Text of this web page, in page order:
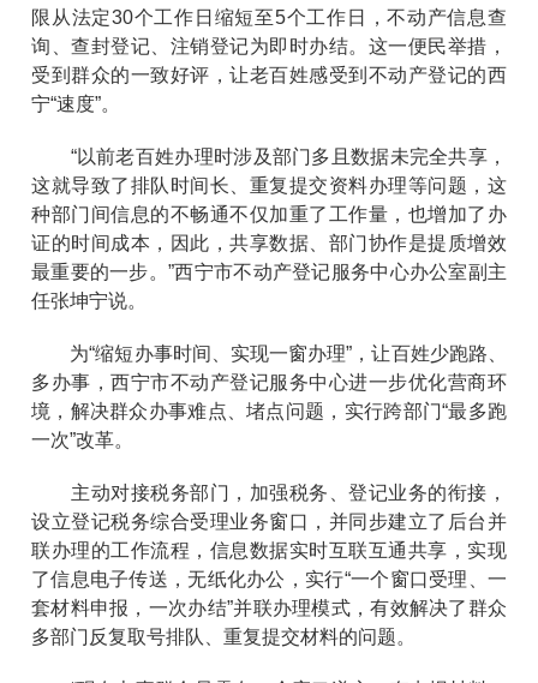
限从法定30个工作日缩短至5个工作日，不动产信息查
询、查封登记、注销登记为即时办结。这一便民举措，
受到群众的一致好评，让老百姓感受到不动产登记的西
宁“速度”。
“以前老百姓办理时涉及部门多且数据未完全共享，
这就导致了排队时间长、重复提交资料办理等问题，这
种部门间信息的不畅通不仅加重了工作量，也增加了办
证的时间成本，因此，共享数据、部门协作是提质增效
最重要的一步。”西宁市不动产登记服务中心办公室副主
任张坤宁说。
为“缩短办事时间、实现一窗办理”，让百姓少跑路、
多办事，西宁市不动产登记服务中心进一步优化营商环
境，解决群众办事难点、堵点问题，实行跨部门“最多跑
一次”改革。
主动对接税务部门，加强税务、登记业务的衔接，
设立登记税务综合受理业务窗口，并同步建立了后台并
联办理的工作流程，信息数据实时互联互通共享，实现
了信息电子传送，无纸化办公，实行“一个窗口受理、一
套材料申报，一次办结”并联办理模式，有效解决了群众
多部门反复取号排队、重复提交材料的问题。